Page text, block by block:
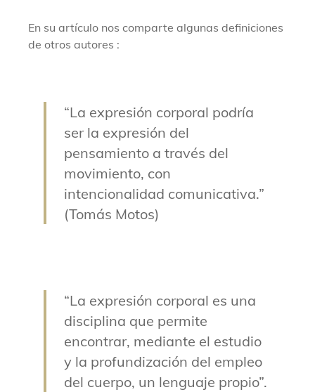
En su artículo nos comparte algunas definiciones
de otros autores :
“La expresión corporal podría
ser la expresión del
pensamiento a través del
movimiento, con
intencionalidad comunicativa.”
(Tomás Motos)
“La expresión corporal es una
disciplina que permite
encontrar, mediante el estudio
y la profundización del empleo
del cuerpo, un lenguaje propio”.